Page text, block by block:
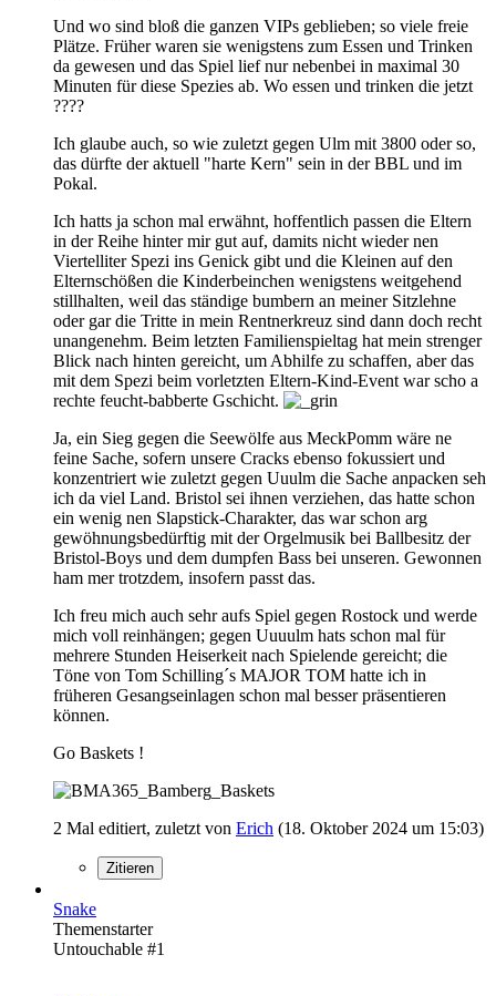
Und wo sind bloß die ganzen VIPs geblieben; so viele freie
Plätze. Früher waren sie wenigstens zum Essen und Trinken
da gewesen und das Spiel lief nur nebenbei in maximal 30
Minuten für diese Spezies ab. Wo essen und trinken die jetzt
????
Ich glaube auch, so wie zuletzt gegen Ulm mit 3800 oder so,
das dürfte der aktuell "harte Kern" sein in der BBL und im
Pokal.
Ich hatts ja schon mal erwähnt, hoffentlich passen die Eltern
in der Reihe hinter mir gut auf, damits nicht wieder nen
Viertelliter Spezi ins Genick gibt und die Kleinen auf den
Elternschößen die Kinderbeinchen wenigstens weitgehend
stillhalten, weil das ständige bumbern an meiner Sitzlehne
oder gar die Tritte in mein Rentnerkreuz sind dann doch recht
unangenehm. Beim letzten Familienspieltag hat mein strenger
Blick nach hinten gereicht, um Abhilfe zu schaffen, aber das
mit dem Spezi beim vorletzten Eltern-Kind-Event war scho a
rechte feucht-babberte Gschicht.
Ja, ein Sieg gegen die Seewölfe aus MeckPomm wäre ne
feine Sache, sofern unsere Cracks ebenso fokussiert und
konzentriert wie zuletzt gegen Uuulm die Sache anpacken seh
ich da viel Land. Bristol sei ihnen verziehen, das hatte schon
ein wenig nen Slapstick-Charakter, das war schon arg
gewöhnungsbedürftig mit der Orgelmusik bei Ballbesitz der
Bristol-Boys und dem dumpfen Bass bei unseren. Gewonnen
ham mer trotzdem, insofern passt das.
Ich freu mich auch sehr aufs Spiel gegen Rostock und werde
mich voll reinhängen; gegen Uuuulm hats schon mal für
mehrere Stunden Heiserkeit nach Spielende gereicht; die
Töne von Tom Schilling´s MAJOR TOM hatte ich in
früheren Gesangseinlagen schon mal besser präsentieren
können.
Go Baskets !
2 Mal editiert, zuletzt von Erich (18. Oktober 2024 um 15:03)
Zitieren
Snake
Themenstarter
Untouchable #1